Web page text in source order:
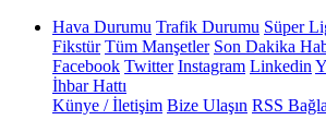
Hava Durumu Trafik Durumu Süper
Fikstür Tüm Manşetler Son Dakika
Facebook Twitter Instagram Linkedin
İhbar Hattı
Künye / İletişim Bize Ulaşın RSS